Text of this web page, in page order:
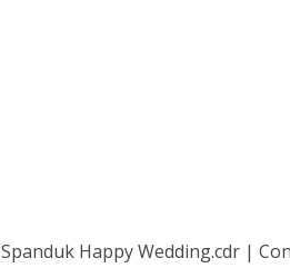
Spanduk Happy Wedding.cdr |